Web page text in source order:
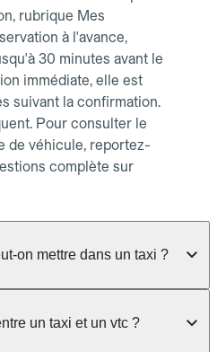
rubrique Mes
à l'avance,
30 minutes avant le
immédiate, elle est
suivant la confirmation.
Pour consulter le
de véhicule, reportez-
complète sur
on mettre dans un taxi ?
jusqu'à 3 bagages
un taxi et un vtc ?